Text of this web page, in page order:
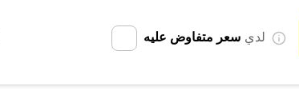
لدي سعر متفاوض عليه